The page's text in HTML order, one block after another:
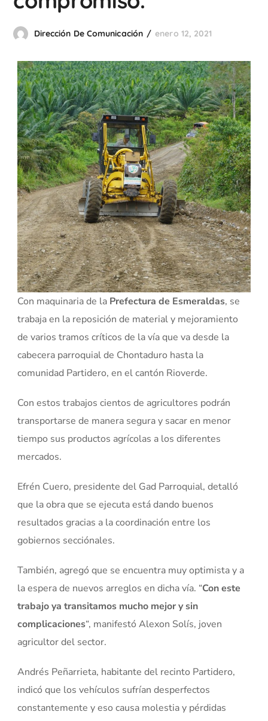
Dirección De Comunicación enero 12, 2021
Con maquinaria de la Prefectura de Esmeraldas, se
trabaja en la reposición de material y mejoramiento
de varios tramos críticos de la vía que va desde la
cabecera parroquial de Chontaduro hasta la
comunidad Partidero, en el cantón Rioverde.
Con estos trabajos cientos de agricultores podrán
transportarse de manera segura y sacar en menor
tiempo sus productos agrícolas a los diferentes
mercados.
Efrén Cuero, presidente del Gad Parroquial, detalló
que la obra que se ejecuta está dando buenos
resultados gracias a la coordinación entre los
gobiernos secciónales.
También, agregó que se encuentra muy optimista y a
la espera de nuevos arreglos en dicha vía. “Con este
trabajo ya transitamos mucho mejor y sin
complicaciones“, manifestó Alexon Solís, joven
agricultor del sector.
Andrés Peñarrieta, habitante del recinto Partidero,
indicó que los vehículos sufrían desperfectos
constantemente y eso causa molestia y pérdidas